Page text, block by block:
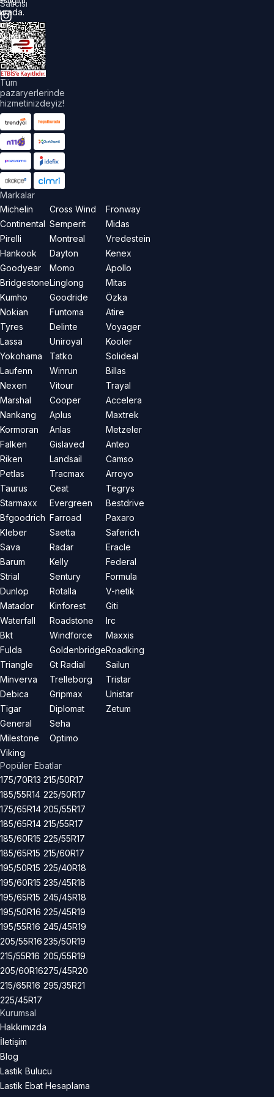
Satıcısı
Tüm
pazaryerlerinde
hizmetinizdeyiz!
Markalar
Michelin
Continental
Pirelli
Hankook
Goodyear
Bridgestone
Kumho
Nokian
Tyres
Lassa
Yokohama
Laufenn
Nexen
Marshal
Nankang
Kormoran
Falken
Riken
Petlas
Taurus
Starmaxx
Bfgoodrich
Kleber
Sava
Barum
Strial
Dunlop
Matador
Waterfall
Bkt
Fulda
Triangle
Minverva
Debica
Tigar
General
Milestone
Viking
Cross Wind
Semperit
Montreal
Dayton
Momo
Linglong
Goodride
Funtoma
Delinte
Uniroyal
Tatko
Winrun
Vitour
Cooper
Aplus
Anlas
Gislaved
Landsail
Tracmax
Ceat
Evergreen
Farroad
Saetta
Radar
Kelly
Sentury
Rotalla
Kinforest
Roadstone
Windforce
Goldenbridge
Gt Radial
Trelleborg
Gripmax
Diplomat
Seha
Optimo
Fronway
Midas
Vredestein
Kenex
Apollo
Mitas
Özka
Atire
Voyager
Kooler
Solideal
Billas
Trayal
Accelera
Maxtrek
Metzeler
Anteo
Camso
Arroyo
Tegrys
Bestdrive
Paxaro
Saferich
Eracle
Federal
Formula
V-netik
Giti
Irc
Maxxis
Roadking
Sailun
Tristar
Unistar
Zetum
Popüler Ebatlar
175/70R13
185/55R14
175/65R14
185/65R14
185/60R15
185/65R15
195/50R15
195/60R15
195/65R15
195/50R16
195/55R16
205/55R16
215/55R16
205/60R16
215/65R16
225/45R17
215/50R17
225/50R17
205/55R17
215/55R17
225/55R17
215/60R17
225/40R18
235/45R18
245/45R18
225/45R19
245/45R19
235/50R19
205/55R19
275/45R20
295/35R21
Kurumsal
Hakkımızda
İletişim
Blog
Lastik Bulucu
Lastik Ebat Hesaplama